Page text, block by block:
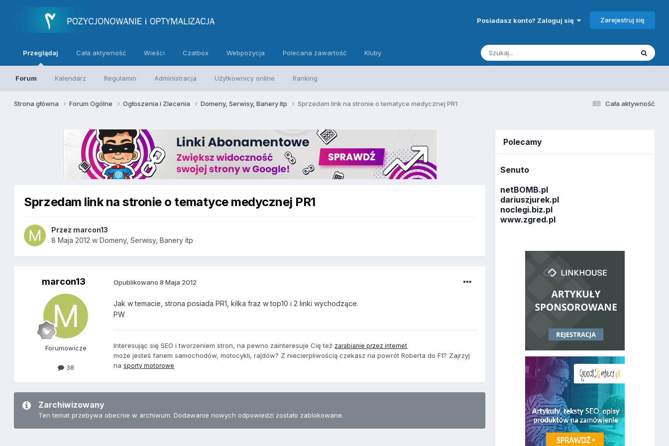
Posiadasz konto? Zaloguj się Zarejestruj się
Przeglądaj
Forum Kalendarz Regulamin Administracja Użytkownicy online Ranking
Cała aktywność Wieści Czatbox Webpozycja Polecana zawartość Kluby
Cała aktywność
Strona główna Forum Ogólne Ogłoszenia i Zlecenia Domeny, Serwisy, Banery itp Sprzedam link na stronie o tematyce medycznej PR1
Sprzedam link na stronie o tematyce medycznej PR1
Przez marcon13
8 Maja 2012 wDomeny, Serwisy, Banery itp
marcon13
Forumowicze
38
Opublikowano8 Maja 2012
Jak w temacie, strona posiada PR1, kilka fraz w top10 i 2 linki wychodzące.
PW
Interesując się SEO i tworzeniem stron, na pewno zainteresuje Cię też zarabianie przez internet
może jesteś fanem samochodów, motocykli, rajdów? Z niecierpliwością czekasz na powrót Roberta do F1? Zajrzyj
nasporty motorowe
Zarchiwizowany
Ten temat przebywa obecnie w archiwum. Dodawanie nowych odpowiedzi zostało zablokowane.
Polecamy
Senuto
netBOMB.pl
dariuszjurek.pl
noclegi.biz.pl
www.zgred.pl